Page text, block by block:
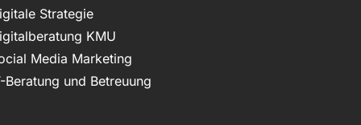
Strategie
KMU
Media Marketing
Beratung und Betreuung